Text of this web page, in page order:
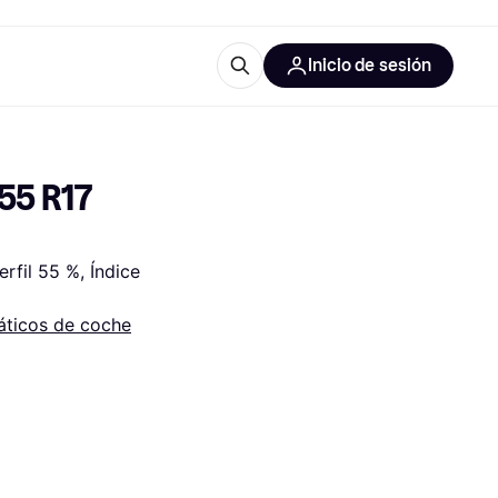
Inicio de sesión
R17
55 %, Índice
de coche